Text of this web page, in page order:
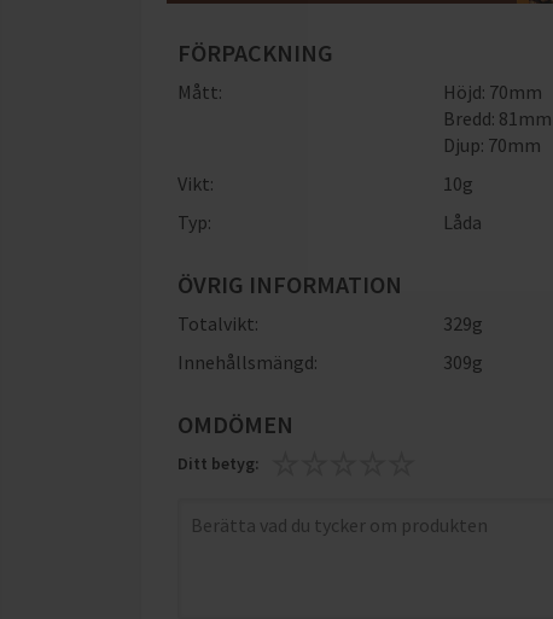
FÖRPACKNING
Mått:
Höjd: 70mm
Bredd: 81mm
Djup: 70mm
Vikt:
10g
Typ:
Låda
ÖVRIG INFORMATION
Totalvikt:
329g
Innehållsmängd:
309g
OMDÖMEN
Ditt betyg: